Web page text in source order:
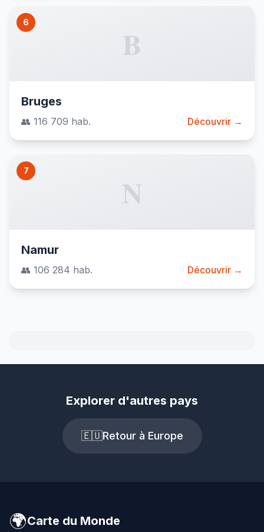
6
B
Bruges
👥 116 709 hab. Découvrir →
7
N
Namur
👥 106 284 hab. Découvrir →
Explorer d'autres pays
🇪🇺Retour à Europe
🌍Carte du Monde